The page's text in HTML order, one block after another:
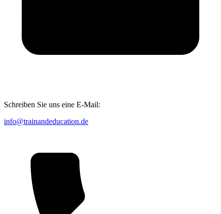
Schreiben Sie uns eine E-Mail:
info@trainandeducation.de